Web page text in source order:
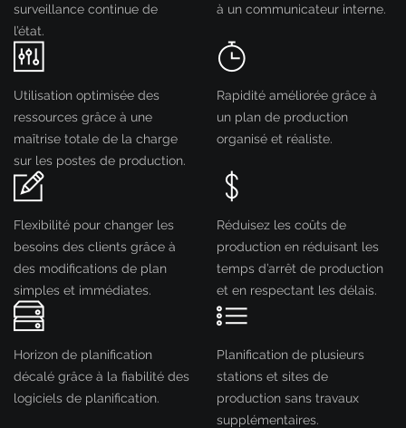
surveillance continue de
l’état.
à un communicateur interne.
Utilisation optimisée des
ressources grâce à une
maîtrise totale de la charge
sur les postes de production.
Rapidité améliorée grâce à
un plan de production
organisé et réaliste.
Flexibilité pour changer les
besoins des clients grâce à
des modifications de plan
simples et immédiates.
Réduisez les coûts de
production en réduisant les
temps d’arrêt de production
et en respectant les délais.
Horizon de planification
décalé grâce à la fiabilité des
logiciels de planification.
Planification de plusieurs
stations et sites de
production sans travaux
supplémentaires.